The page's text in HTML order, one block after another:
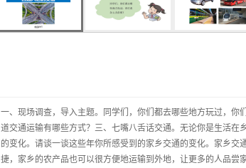
一、现场调查，导入主题。同学们，你们都去哪些地方玩过，你
道交通运输有哪些方式？三、七嘴八舌话交通。无论你是生活
的变化。请谈一谈这些年你所感受到的家乡交通的变化。家乡
捷，家乡的农产品也可以很方便地运输到外地，让更多的人品